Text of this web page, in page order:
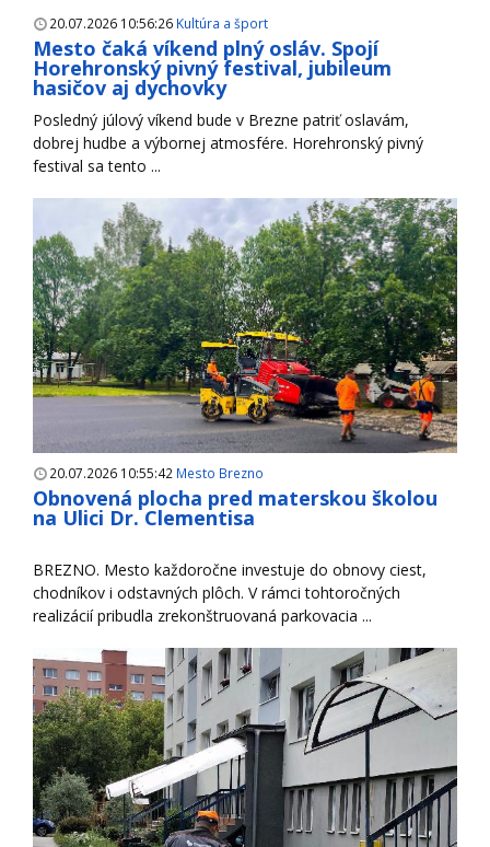
20.07.2026 10:56:26 Kultúra a šport
Mesto čaká víkend plný osláv. Spojí
Horehronský pivný festival, jubileum
hasičov aj dychovky
Posledný júlový víkend bude v Brezne patriť oslavám,
dobrej hudbe a výbornej atmosfére. Horehronský pivný
festival sa tento ...
20.07.2026 10:55:42 Mesto Brezno
Obnovená plocha pred materskou školou
na Ulici Dr. Clementisa
BREZNO. Mesto každoročne investuje do obnovy ciest,
chodníkov i odstavných plôch. V rámci tohtoročných
realizácií pribudla zrekonštruovaná parkovacia ...